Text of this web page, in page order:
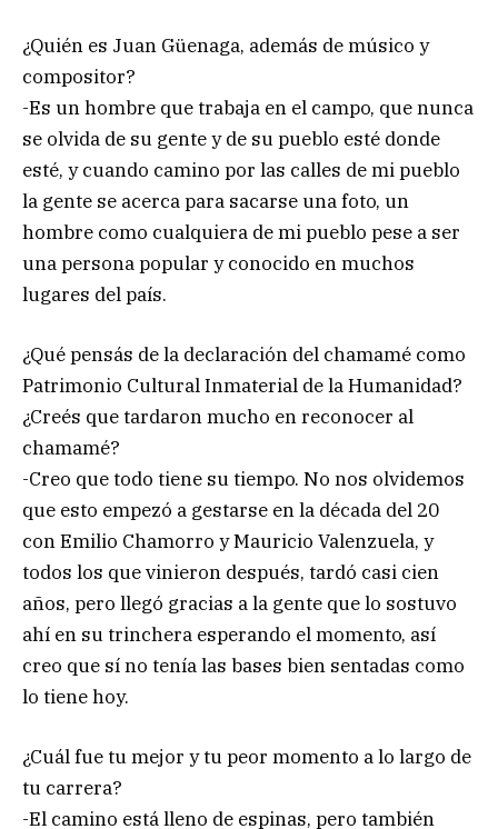
¿Quién es Juan Güenaga, además de músico y
compositor?
-Es un hombre que trabaja en el campo, que nunca
se olvida de su gente y de su pueblo esté donde
esté, y cuando camino por las calles de mi pueblo
la gente se acerca para sacarse una foto, un
hombre como cualquiera de mi pueblo pese a ser
una persona popular y conocido en muchos
lugares del país.
¿Qué pensás de la declaración del chamamé como
Patrimonio Cultural Inmaterial de la Humanidad?
¿Creés que tardaron mucho en reconocer al
chamamé?
-Creo que todo tiene su tiempo. No nos olvidemos
que esto empezó a gestarse en la década del 20
con Emilio Chamorro y Mauricio Valenzuela, y
todos los que vinieron después, tardó casi cien
años, pero llegó gracias a la gente que lo sostuvo
ahí en su trinchera esperando el momento, así
creo que sí no tenía las bases bien sentadas como
lo tiene hoy.
¿Cuál fue tu mejor y tu peor momento a lo largo de
tu carrera?
-El camino está lleno de espinas, pero también